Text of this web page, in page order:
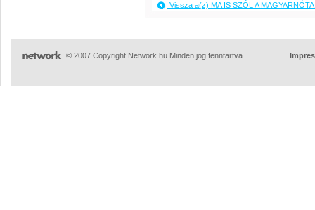
Vissza a(z) MA IS SZÓL A
© 2007 Copyright Network.hu Minden jog fenntartva.